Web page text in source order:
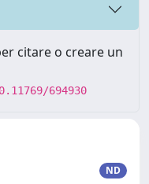
citare o creare un
694930
ND